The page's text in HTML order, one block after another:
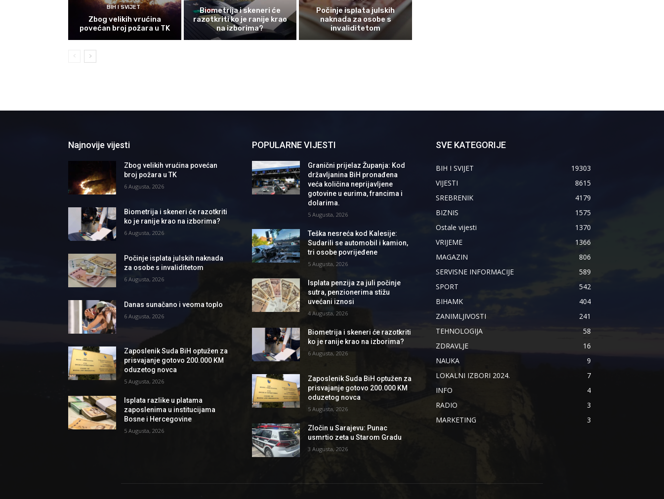
BIH I SVIJET
Zbog velikih vrućina
povećan broj požara u TK
Biometrija i skeneri će
razotkriti ko je ranije krao
na izborima?
Počinje isplata julskih
naknada za osobe s
invaliditetom
Najnovije vijesti
Zbog velikih vrućina povećan
broj požara u TK
6 Augusta, 2026
Biometrija i skeneri će razotkriti
ko je ranije krao na izborima?
6 Augusta, 2026
Počinje isplata julskih naknada
za osobe s invaliditetom
6 Augusta, 2026
Danas sunačano i veoma toplo
6 Augusta, 2026
Zaposlenik Suda BiH optužen za
prisvajanje gotovo 200.000 KM
oduzetog novca
5 Augusta, 2026
Isplata razlike u platama
zaposlenima u institucijama
Bosne i Hercegovine
5 Augusta, 2026
POPULARNE VIJESTI
Granični prijelaz Županja: Kod
državljanina BiH pronađena
veća količina neprijavljene
gotovine u eurima, francima i
dolarima.
5 Augusta, 2026
Teška nesreća kod Kalesije:
Sudarili se automobil i kamion,
tri osobe povrijeđene
5 Augusta, 2026
Isplata penzija za juli počinje
sutra, penzionerima stižu
uvećani iznosi
4 Augusta, 2026
Biometrija i skeneri će razotkriti
ko je ranije krao na izborima?
6 Augusta, 2026
Zaposlenik Suda BiH optužen za
prisvajanje gotovo 200.000 KM
oduzetog novca
5 Augusta, 2026
Zločin u Sarajevu: Punac
usmrtio zeta u Starom Gradu
3 Augusta, 2026
SVE KATEGORIJE
BIH I SVIJET
19303
VIJESTI
8615
SREBRENIK
4179
BIZNIS
1575
Ostale vijesti
1370
VRIJEME
1366
MAGAZIN
806
SERVISNE INFORMACIJE
589
SPORT
542
BIHAMK
404
ZANIMLJIVOSTI
241
TEHNOLOGIJA
58
ZDRAVLJE
16
NAUKA
9
LOKALNI IZBORI 2024.
7
INFO
4
RADIO
3
MARKETING
3